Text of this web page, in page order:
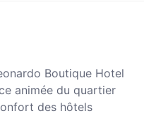
Boutique Hotel
animée du quartier
des hôtels